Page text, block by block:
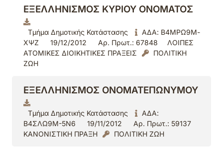
ΕΞΕΛΛΗΝΙΣΜΟΣ ΚΥΡΙΟΥ ΟΝΟΜΑΤΟΣ
Τμήμα Δημοτικής Κατάστασης
ΑΔΑ: Β4ΜΡΩ9Μ-
ΧΨΖ
19/12/2012 Αρ. Πρωτ.: 67848
ΛΟΙΠΕΣ
ΑΤΟΜΙΚΕΣ ΔΙΟΙΚΗΤΙΚΕΣ ΠΡΑΞΕΙΣ
ΠΟΛΙΤΙΚΗ
ΖΩΗ
ΕΞΕΛΛΗΝΙΣΜΟΣ ΟΝΟΜΑΤΕΠΩΝΥΜΟΥ
Τμήμα Δημοτικής Κατάστασης
ΑΔΑ:
Β4ΣΛΩ9Μ-5Ν6
19/11/2012
Αρ. Πρωτ.: 59137
ΚΑΝΟΝΙΣΤΙΚΗ ΠΡΑΞΗ
ΠΟΛΙΤΙΚΗ ΖΩΗ